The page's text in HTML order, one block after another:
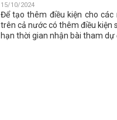
15/10/2024
Để tạo thêm điều kiện cho các
trên cả nước có thêm điều kiện
hạn thời gian nhận bài tham